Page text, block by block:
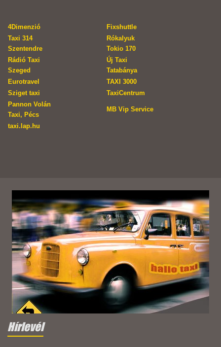
4Dimenzió
Fixshuttle
Taxi 314
Szentendre
Rókalyuk
Tokio 170
Rádió Taxi
Szeged
Új Taxi
Tatabánya
Eurotravel
TAXI 3000
Sziget taxi
TaxiCentrum
Pannon Volán
Taxi, Pécs
MB Vip Service
taxi.lap.hu
Hírlevél